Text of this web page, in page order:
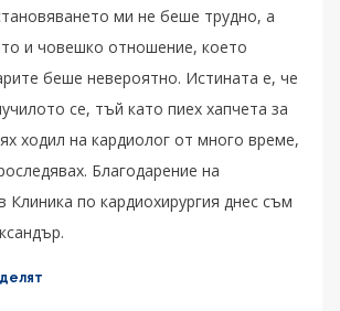
ми не беше трудно, а
и човешко отношение, което
беше невероятно. Истината е, че
се, тъй като пиех хапчета за
ходил на кардиолог от много време,
Благодарение на
Клиника по кардиохирургия днес съм